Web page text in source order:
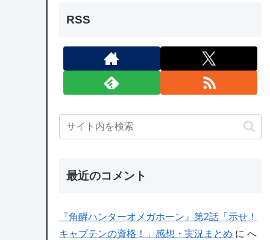
RSS
最近のコメント
『角醒ハンターオメガホーン』第2話「示せ！
キャプテンの資格！」感想・実況まとめ に へ